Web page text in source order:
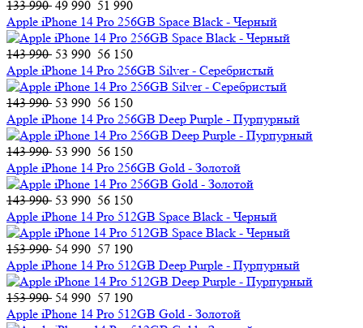
133 990 49 990 51 990
Apple iPhone 14 Pro 256GB Space Black - Черный
143 990 53 990 56 150
Apple iPhone 14 Pro 256GB Silver - Серебристый
143 990 53 990 56 150
Apple iPhone 14 Pro 256GB Deep Purple - Пурпурный
143 990 53 990 56 150
Apple iPhone 14 Pro 256GB Gold - Золотой
143 990 53 990 56 150
Apple iPhone 14 Pro 512GB Space Black - Черный
153 990 54 990 57 190
Apple iPhone 14 Pro 512GB Deep Purple - Пурпурный
153 990 54 990 57 190
Apple iPhone 14 Pro 512GB Gold - Золотой